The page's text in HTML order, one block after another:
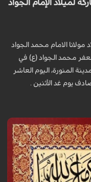
لميلاد الإمام الجواد
الامام محمد الجواد
جعفر محمد الجواد (ع) في
المنورة، اليوم العاشر